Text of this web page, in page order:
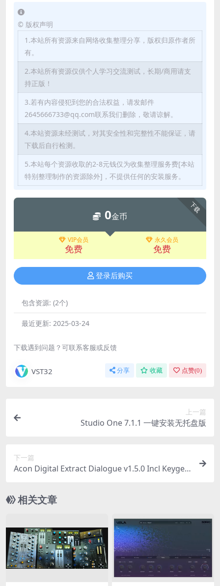
© 版权声明
1.本站所有资源来自网络收集整理分享，版权归原作者所
有。
2.本站所有资源仅供个人学习交流测试，长期/商用请支
持正版！
3.若有内容侵犯到您的合法权益，请发邮件
2645666733@qq.com联系我们删除，敬请谅解。
4.本站资源未经测试，对其安全性和完整性不能保证，请
下载后自行检测。
5.本站每个资源收取的2-8元钱仅为收集整理服务费[本站
特别整理制作的资源除外]，不提供任何的安装服务。
下载
0金币
VIP会员
免费
永久会员
免费
登录后购买
包含资源: (2个)
最近更新: 2025-03-24
下载遇到问题？可联系客服或反馈
VST32 分享 收藏 点赞(0)
上一篇
Studio One 7.1.1 一键安装无托盘版
下一篇
Acon Digital Extract Dialogue v1.5.0 Incl Keygen
相关文章